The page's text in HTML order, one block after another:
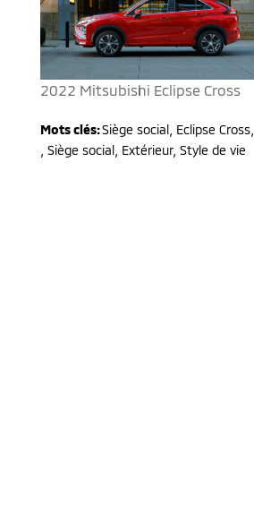
2022 Mitsubishi Eclipse Cross
Mots clés:Siège social , Eclipse Cross,
, Siège social, Extérieur, Style de vie